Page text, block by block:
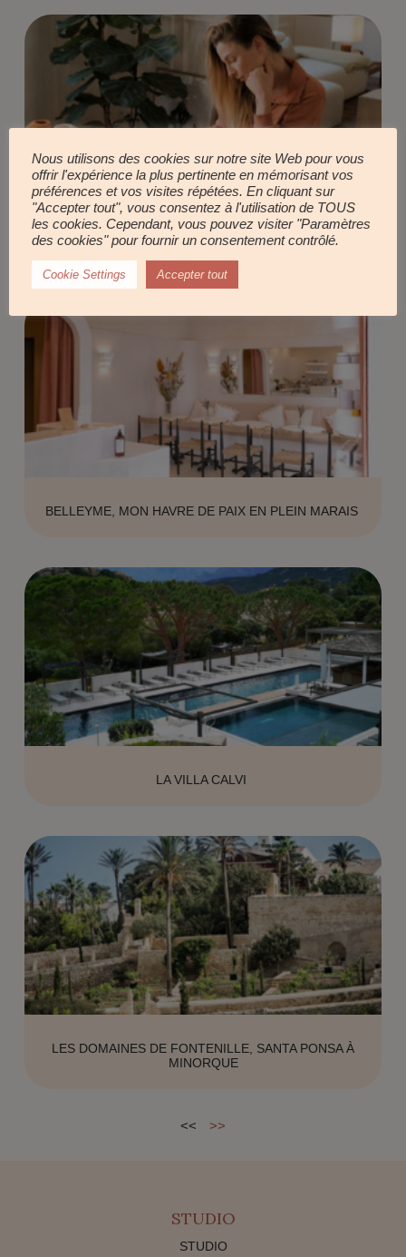
MES LIEUX CHOUCHOUS DU MOMENT POUR ALLER
SE RÉCHAUFFER LA COUENNE !
BELLEYME, MON HAVRE DE PAIX EN PLEIN MARAIS
LA VILLA CALVI
LES DOMAINES DE FONTENILLE, SANTA PONSA À
MINORQUE
<< >>
STUDIO
STUDIO
Nous utilisons des cookies sur notre site Web pour vous
offrir l'expérience la plus pertinente en mémorisant vos
préférences et vos visites répétées. En cliquant sur
"Accepter tout", vous consentez à l'utilisation de TOUS
les cookies. Cependant, vous pouvez visiter "Paramètres
des cookies" pour fournir un consentement contrôlé.
Cookie Settings Accepter tout